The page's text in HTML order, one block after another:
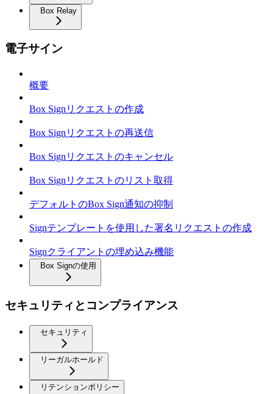
Box Relay
電子サイン
概要
Box Signリクエストの作成
Box Signリクエストの再送信
Box Signリクエストのキャンセル
Box Signリクエストのリスト取得
デフォルトのBox Sign通知の抑制
Signテンプレートを使用した署名リクエストの作成
Signクライアントの埋め込み機能
Box Signの使用
セキュリティとコンプライアンス
セキュリティ
リーガルホールド
リテンションポリシー